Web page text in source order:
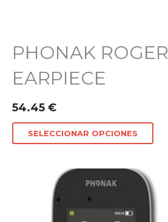
PHONAK ROGER
EARPIECE
54.45 €
SELECCIONAR OPCIONES